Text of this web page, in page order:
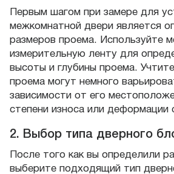
Первым шагом при замере для
межкомнатной двери является
размеров проема. Используйте
измерительную ленту для
высоты и глубины проема.
проема могут немного
зависимости от его
степени износа или деформации
2. Выбор типа дверного
После того как вы определили
выберите подходящий тип